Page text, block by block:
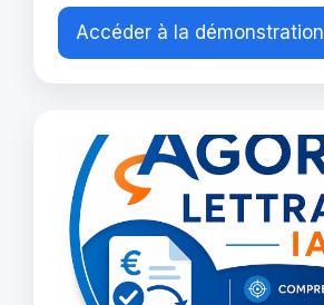
Accéder à la démonstration